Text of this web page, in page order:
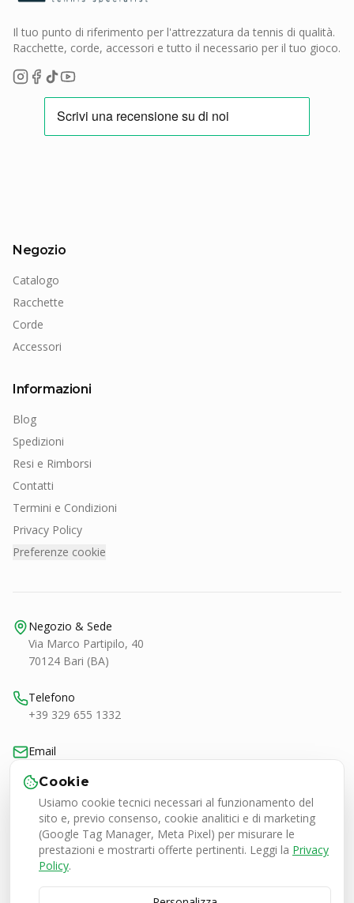
Il tuo punto di riferimento per l'attrezzatura da tennis di qualità.
Racchette, corde, accessori e tutto il necessario per il tuo gioco.
Negozio
Catalogo
Racchette
Corde
Accessori
Informazioni
Blog
Spedizioni
Resi e Rimborsi
Contatti
Termini e Condizioni
Privacy Policy
Preferenze cookie
Negozio & Sede
Via Marco Partipilo, 40
70124 Bari (BA)
Telefono
+39 329 655 1332
Email
Orari
Lun-Ven 9:00-20:30
Sab 9:00-13:00 / 16:30-20:30
Cookie
Usiamo cookie tecnici necessari al funzionamento del
sito e, previo consenso, cookie analitici e di marketing
(Google Tag Manager, Meta Pixel) per misurare le
prestazioni e mostrarti offerte pertinenti. Leggi la Privacy
Policy.